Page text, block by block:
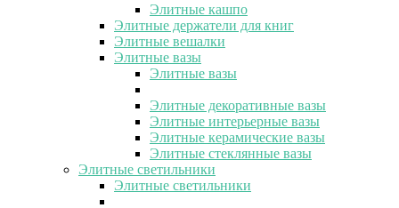
Элитные кашпо
Элитные держатели для книг
Элитные вешалки
Элитные вазы
Элитные вазы
Элитные декоративные вазы
Элитные интерьерные вазы
Элитные керамические вазы
Элитные стеклянные вазы
Элитные светильники
Элитные светильники